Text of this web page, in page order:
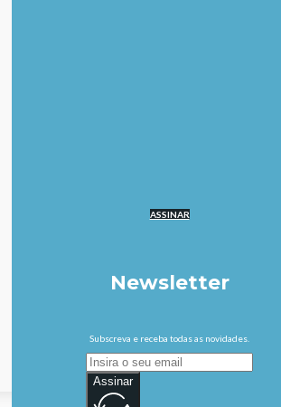
ASSINAR
Newsletter
Subscreva e receba todas as novidades.
Assinar